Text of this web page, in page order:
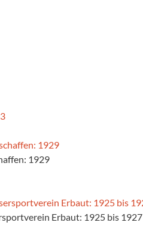
1929
Erbaut: 1925 bis 1927